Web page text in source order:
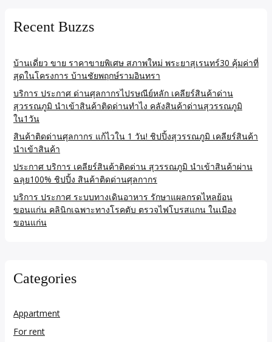
Recent Buzzs
บ้านเดี่ยว ขาย ราคาขายพิเศษ สภาพใหม่ พระยาสุเรนทร์30 คุ้มค่าที่
สุดในโครงการ บ้านชัยพฤกษ์รามอินทรา
บริการ ประกาศ ด่านศุลกากรไปรษณีย์หลัก เคลียร์สินค้าด่าน
สุวรรณภูมิ นำเข้าสินค้าติดด่านทำไง คลังสินค้าด่านสุวรรณภูมิ
ใน1วัน
สินค้าติดด่านศุลกากร แก้ไวใน 1 วัน! ชิปปิ้งสุวรรณภูมิ เคลียร์สินค้า
นำเข้าสินค้า
ประกาศ บริการ เคลียร์สินค้าติดด่าน สุวรรณภูมิ นำเข้าสินค้าผ่าน
ฉลุย100% ชิปปิ้ง สินค้าติดด่านศุลกากร
บริการ ประกาศ ระบบทางเดินอาหาร รักษาแผลกรดไหลย้อน
ขอนแก่น คลินิกเฉพาะทางโรคตับ ตรวจไฟโบรสแกน ในเมือง
ขอนแก่น
Categories
Appartment
For rent